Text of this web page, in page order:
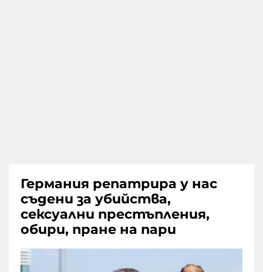
Германия репатрира у нас
съдени за убийства,
сексуални престъпления,
обири, пране на пари